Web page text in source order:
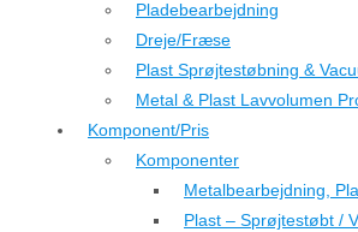
Pladebearbejdning
Dreje/Fræse
Plast Sprøjtestøbning &
Metal & Plast Lavvolumen
Komponent/Pris
Komponenter
Metalbearbejdning,
Plast – Sprøjtestøbt /